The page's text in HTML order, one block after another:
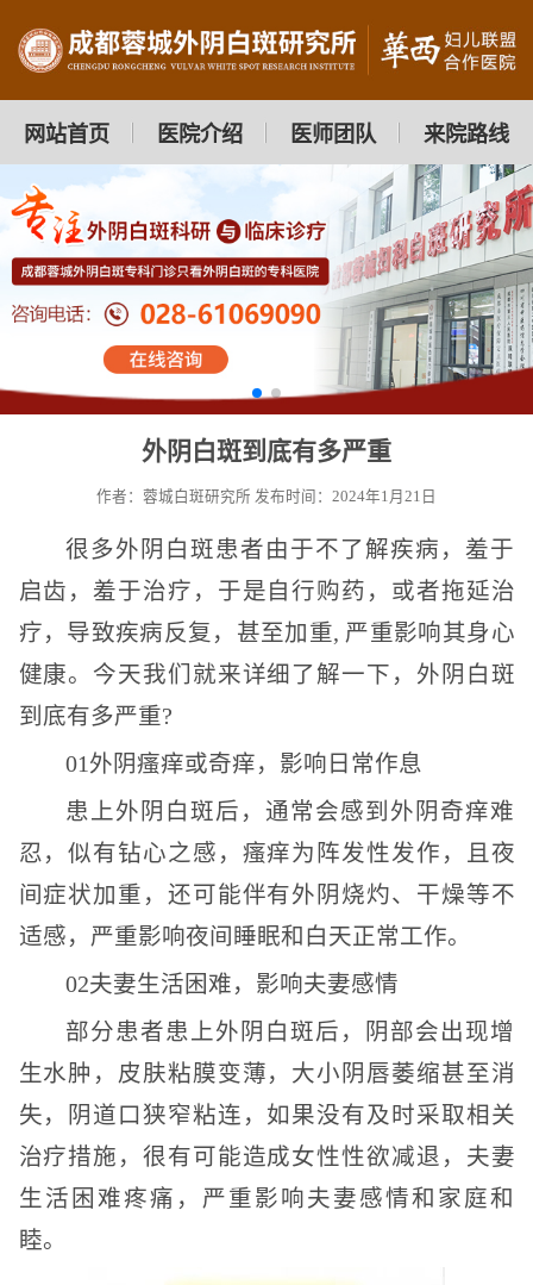
网站首页 医院介绍 医师团队 来院路线
外阴白斑到底有多严重
作者：蓉城白斑研究所 发布时间：2024年1月21日
很多外阴白斑患者由于不了解疾病，羞于
启齿，羞于治疗，于是自行购药，或者拖延治
疗，导致疾病反复，甚至加重, 严重影响其身心
健康。今天我们就来详细了解一下，外阴白斑
到底有多严重?
01外阴瘙痒或奇痒，影响日常作息
患上外阴白斑后，通常会感到外阴奇痒难
忍，似有钻心之感，瘙痒为阵发性发作，且夜
间症状加重，还可能伴有外阴烧灼、干燥等不
适感，严重影响夜间睡眠和白天正常工作。
02夫妻生活困难，影响夫妻感情
部分患者患上外阴白斑后，阴部会出现增
生水肿，皮肤粘膜变薄，大小阴唇萎缩甚至消
失，阴道口狭窄粘连，如果没有及时采取相关
治疗措施，很有可能造成女性性欲减退，夫妻
生活困难疼痛，严重影响夫妻感情和家庭和
睦。